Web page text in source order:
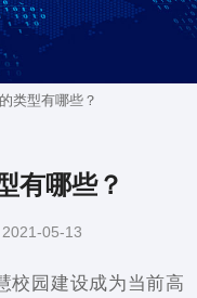
类型有哪些？
有哪些？
05-13
校园建设成为当前高